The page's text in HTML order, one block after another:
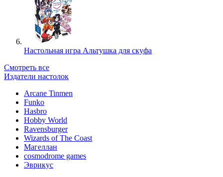
Настольная игра Альтушка для скуфа
Смотреть все
Издатели настолок
Arcane Tinmen
Funko
Hasbro
Hobby World
Ravensburger
Wizards of The Coast
Магеллан
сosmodrome games
Эврикус